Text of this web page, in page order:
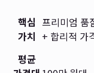
핵심
가치
프리미엄 품
+ 합리적 가
평균